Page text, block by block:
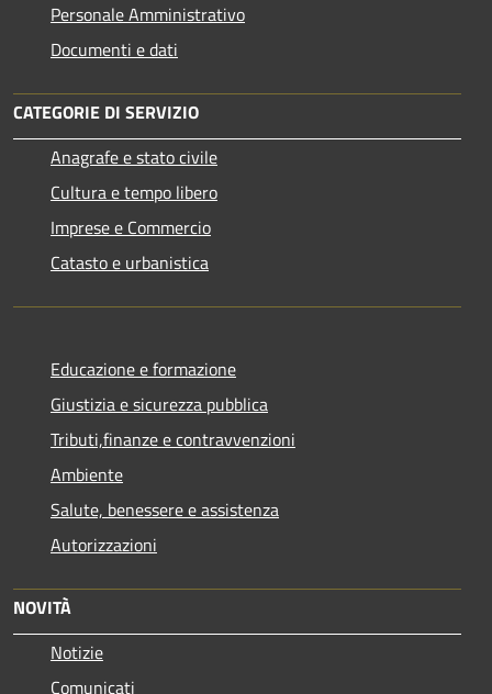
Personale Amministrativo
Documenti e dati
CATEGORIE DI SERVIZIO
Anagrafe e stato civile
Cultura e tempo libero
Imprese e Commercio
Catasto e urbanistica
Educazione e formazione
Giustizia e sicurezza pubblica
Tributi,finanze e contravvenzioni
Ambiente
Salute, benessere e assistenza
Autorizzazioni
NOVITÀ
Notizie
Comunicati